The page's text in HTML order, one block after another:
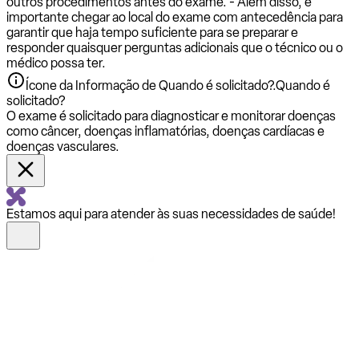
importante chegar ao local do exame com antecedência para
garantir que haja tempo suficiente para se preparar e
responder quaisquer perguntas adicionais que o técnico ou o
médico possa ter.
Ícone da Informação de Quando é solicitado?.Quando é
solicitado?
O exame é solicitado para diagnosticar e monitorar doenças
como câncer, doenças inflamatórias, doenças cardíacas e
doenças vasculares.
Estamos aqui para atender às suas necessidades de saúde!